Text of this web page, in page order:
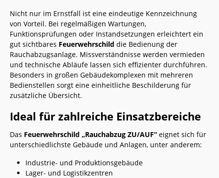
Nicht nur im Ernstfall ist eine eindeutige Kennzeichnung
von Vorteil. Bei regelmäßigen Wartungen,
Funktionsprüfungen oder Instandsetzungen erleichtert ein
gut sichtbares Feuerwehrschild die Bedienung der
Rauchabzugsanlage. Missverständnisse werden vermieden
und technische Abläufe lassen sich effizienter durchführen.
Besonders in großen Gebäudekomplexen mit mehreren
Bedienstellen sorgt eine einheitliche Beschilderung für
zusätzliche Übersicht.
Ideal für zahlreiche Einsatzbereiche
Das Feuerwehrschild „Rauchabzug ZU/AUF“ eignet sich für
unterschiedlichste Gebäude und Anlagen, unter anderem:
Industrie- und Produktionsgebäude
Lager- und Logistikzentren